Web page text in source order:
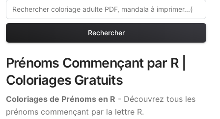
Rechercher
Prénoms Commençant par R |
Coloriages Gratuits
Coloriages de Prénoms en R - Découvrez tous les
prénoms commençant par la lettre R.